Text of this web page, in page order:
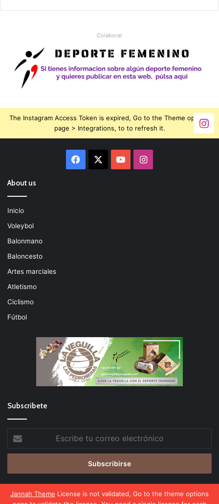
Jannah Theme License is not validated, Go to the theme options
Colaborar
The Instagram Access Token is expired, Go to the Theme options
page > Integrations, to to refresh it.
Facebook YouTubeInstagram
About us
Inicio
Voleybol
Balonmano
Baloncesto
Artes marciales
Atletismo
Ciclismo
Fútbol
Subscribete
Escribe
tu
correo